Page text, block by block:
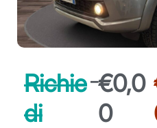
Richie
di
-€0,0
0